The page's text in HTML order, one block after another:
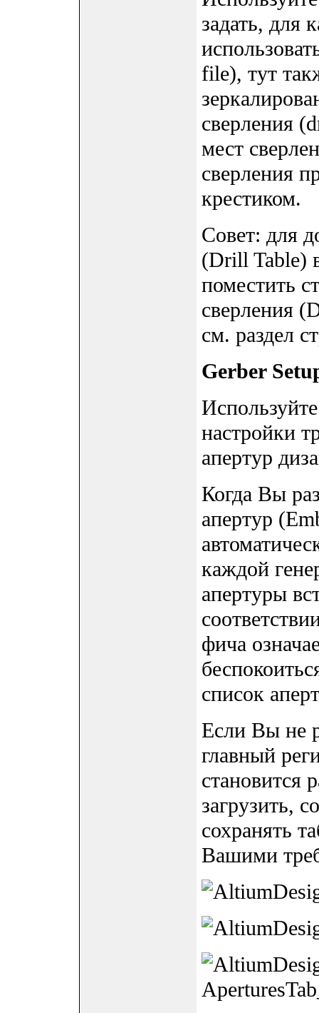
задать, для
file), тут
сверления
мест
сверления
крестиком.
Совет: для
(Drill Table)
поместить
сверления
см. раздел
Gerber
настройки
апертур
Когда Вы
апертур
каждой
апертуры
фича
список
Если Вы не
главный
становится
загрузить,
сохранять
Вашими